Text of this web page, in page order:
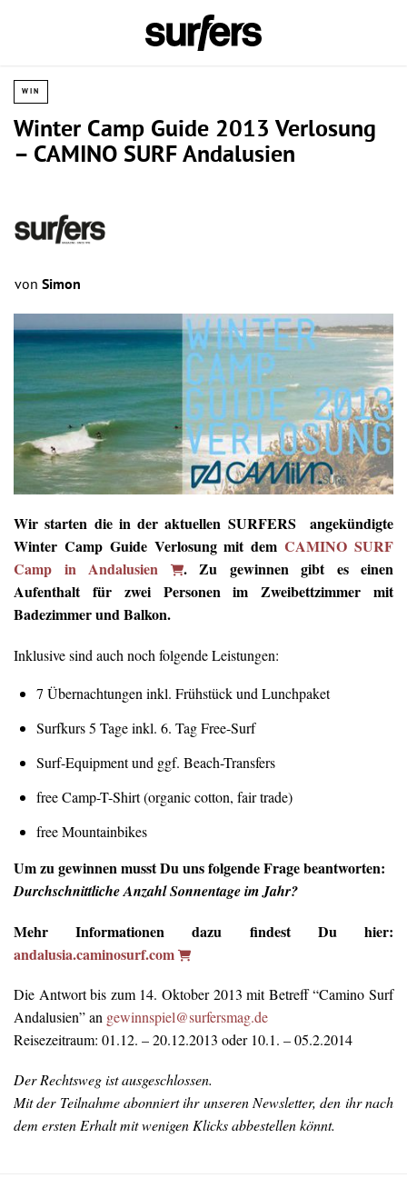
WIN
Winter Camp Guide 2013 Verlosung
– CAMINO SURF Andalusien
von Simon
Wir starten die in der aktuellen SURFERS angekündigte
Winter Camp Guide Verlosung mit dem CAMINO SURF
Camp in Andalusien
. Zu gewinnen gibt es einen
Aufenthalt für zwei Personen im Zweibettzimmer mit
Badezimmer und Balkon.
Inklusive sind auch noch folgende Leistungen:
7 Übernachtungen inkl. Frühstück und Lunchpaket
Surfkurs 5 Tage inkl. 6. Tag Free-Surf
Surf-Equipment und ggf. Beach-Transfers
free Camp-T-Shirt (organic cotton, fair trade)
free Mountainbikes
Um zu gewinnen musst Du uns folgende Frage beantworten:
Durchschnittliche Anzahl Sonnentage im Jahr?
Mehr Informationen dazu findest Du hier:
andalusia.caminosurf.com
Die Antwort bis zum 14. Oktober 2013 mit Betreff “Camino Surf
Andalusien” an gewinnspiel@surfersmag.de
Reisezeitraum: 01.12. – 20.12.2013 oder 10.1. – 05.2.2014
Der Rechtsweg ist ausgeschlossen.
Mit der Teilnahme abonniert ihr unseren Newsletter, den ihr nach
dem ersten Erhalt mit wenigen Klicks abbestellen könnt.